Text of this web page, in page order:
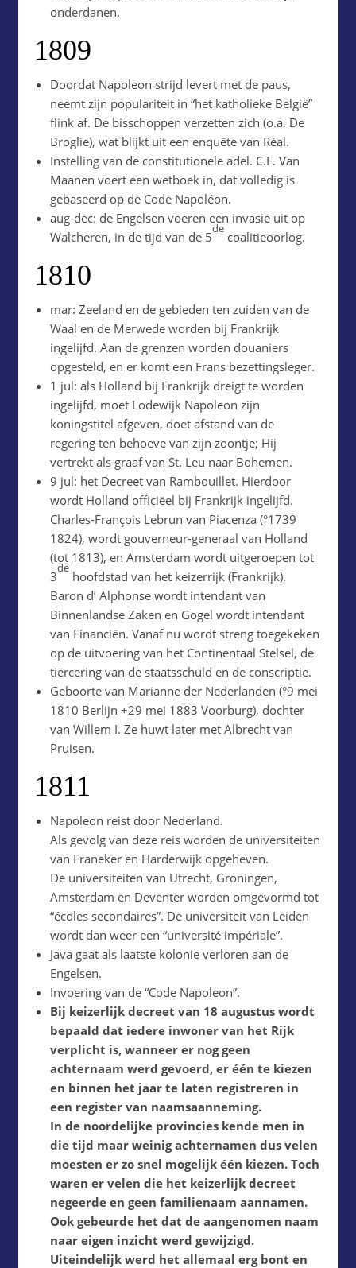
onderdanen.
1809
Doordat Napoleon strijd levert met de paus,
neemt zijn populariteit in “het katholieke België”
flink af. De bisschoppen verzetten zich (o.a. De
Broglie), wat blijkt uit een enquête van Réal.
Instelling van de constitutionele adel. C.F. Van
Maanen voert een wetboek in, dat volledig is
gebaseerd op de Code Napoléon.
aug-dec: de Engelsen voeren een invasie uit op
Walcheren, in de tijd van de 5
de
coalitieoorlog.
1810
mar: Zeeland en de gebieden ten zuiden van de
Waal en de Merwede worden bij Frankrijk
ingelijfd. Aan de grenzen worden douaniers
opgesteld, en er komt een Frans bezettingsleger.
1 jul: als Holland bij Frankrijk dreigt te worden
ingelijfd, moet Lodewijk Napoleon zijn
koningstitel afgeven, doet afstand van de
regering ten behoeve van zijn zoontje; Hij
vertrekt als graaf van St. Leu naar Bohemen.
9 jul: het Decreet van Rambouillet. Hierdoor
wordt Holland officiëel bij Frankrijk ingelijfd.
Charles-François Lebrun van Piacenza (°1739
1824), wordt gouverneur-generaal van Holland
(tot 1813), en Amsterdam wordt uitgeroepen tot
3
de
hoofdstad van het keizerrijk (Frankrijk).
Baron d’ Alphonse wordt intendant van
Binnenlandse Zaken en Gogel wordt intendant
van Financiën. Vanaf nu wordt streng toegekeken
op de uitvoering van het Continentaal Stelsel, de
tiërcering van de staatsschuld en de conscriptie.
Geboorte van Marianne der Nederlanden (°9 mei
1810 Berlijn +29 mei 1883 Voorburg), dochter
van Willem I. Ze huwt later met Albrecht van
Pruisen.
1811
Napoleon reist door Nederland.
Als gevolg van deze reis worden de universiteiten
van Franeker en Harderwijk opgeheven.
De universiteiten van Utrecht, Groningen,
Amsterdam en Deventer worden omgevormd tot
“écoles secondaires”. De universiteit van Leiden
wordt dan weer een “université impériale”.
Java gaat als laatste kolonie verloren aan de
Engelsen.
Invoering van de “Code Napoleon”.
Bij keizerlijk decreet van 18 augustus wordt
bepaald dat iedere inwoner van het Rijk
verplicht is, wanneer er nog geen
achternaam werd gevoerd, er één te kiezen
en binnen het jaar te laten registreren in
een register van naamsaanneming.
In de noordelijke provincies kende men in
die tijd maar weinig achternamen dus velen
moesten er zo snel mogelijk één kiezen. Toch
waren er velen die het keizerlijk decreet
negeerde en geen familienaam aannamen.
Ook gebeurde het dat de aangenomen naam
naar eigen inzicht werd gewijzigd.
Uiteindelijk werd het allemaal erg bont en